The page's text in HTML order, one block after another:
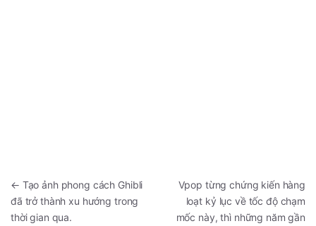
← Tạo ảnh phong cách Ghibli
đã trở thành xu hướng trong
thời gian qua.
Vpop từng chứng kiến hàng
loạt kỷ lục về tốc độ chạm
mốc này, thì những năm gần